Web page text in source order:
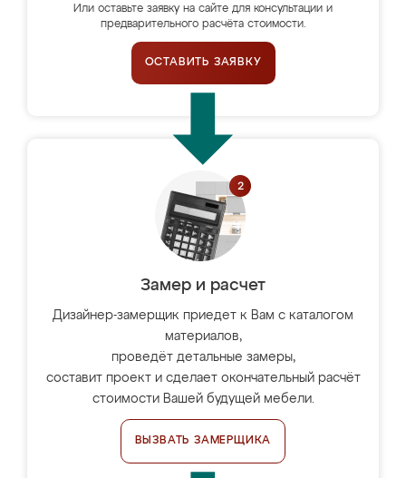
Или оставьте заявку на сайте для консультации и
предварительного расчёта стоимости.
ОСТАВИТЬ ЗАЯВКУ
Замер и расчет
Дизайнер-замерщик приедет к Вам с каталогом
материалов,
проведёт детальные замеры,
составит проект и сделает окончательный расчёт
стоимости Вашей будущей мебели.
ВЫЗВАТЬ ЗАМЕРЩИКА